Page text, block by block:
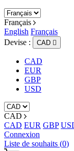
Français
English Français
Devise :
CAD 
CAD
EUR
GBP
USD
CAD
CAD EUR GBP
Connexion
Liste de souhaits (0)